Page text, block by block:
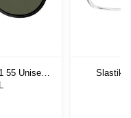
55 Unisex
Slastik